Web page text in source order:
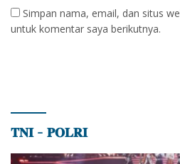
Simpan nama, email, dan situs
untuk komentar saya berikutnya.
𝐓𝐍𝐈 – 𝐏𝐎𝐋𝐑𝐈